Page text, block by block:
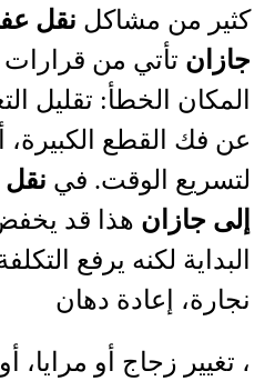
كثير من مشاكل نقل
جازان تأتي من قرارات
المكان الخطأ: تقليل
عن فك القطع
لتسريع الوقت. في
إلى جازان هذا قد
البداية لكنه يرفع
نجارة، إعادة دهان
، تغيير زجاج أو